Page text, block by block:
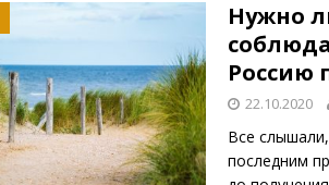
Нужно
Россию
22.10.2020
Все
последним